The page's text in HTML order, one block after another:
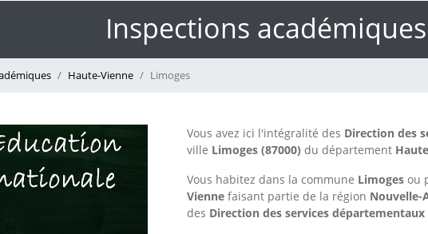
Inspections
Haute-Vienne Limoges
Vous avez ici l'intégralité des Direction des
ville Limoges (87000) du département
Vous habitez dans la commune Limoges ou
Vienne faisant partie de la région Nouvelle-
des Direction des services